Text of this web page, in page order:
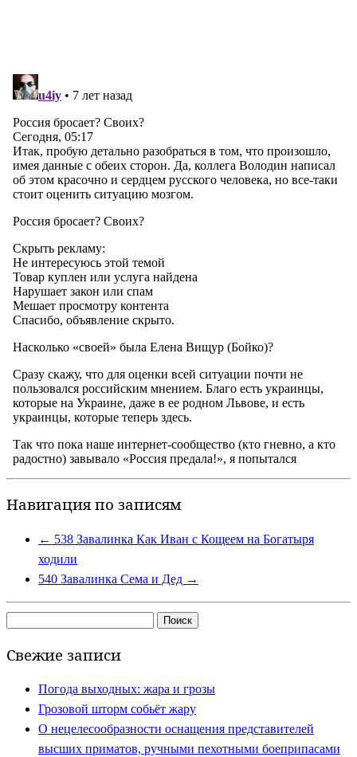
Навигация по записям
← 538 Завалинка Как Иван с Кощеем на Богатыря
ходили
540 Завалинка Сема и Дед →
Свежие записи
Погода выходных: жара и грозы
Грозовой шторм собьёт жару
О нецелесообразности оснащения представителей
высших приматов, ручными пехотными боеприпасами